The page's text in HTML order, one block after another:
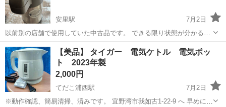
安里駅
7月2日
以前別の店舗で使用していた中古品です。 できる限り状態が分かるよ
う撮影しておりますが、細かな傷や汚れ等はご了承ください。 気にな
る点はご購入前にお気軽にご質問ください。 お渡し後はノークレー
ム・ノーリターンでお願いいたし...
沖縄 那覇市 安里駅 キッチン家電 ポット
【美品】 タイガー 電気ケトル 電気ポッ
ト 2023年製
2,000円
てだこ浦西駅
7月2日
※動作確認、簡易清掃、済みです。 宜野湾市我如古1-22-9 へ 早めに引